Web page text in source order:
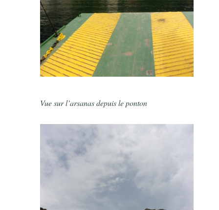
Vue sur l’arsanas depuis le ponton